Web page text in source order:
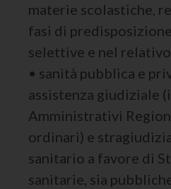
materie scolastiche,
fasi di
selettive e nel
• sanità pubblica e
assistenza giudiziale
Amministrativi
ordinari) e
sanitario a favore di
sanitarie, sia